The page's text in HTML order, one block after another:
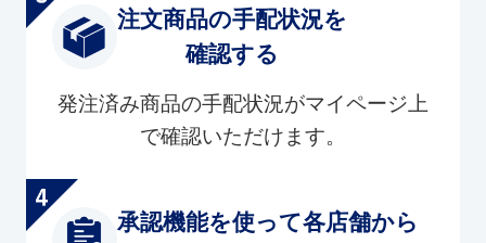
注文商品の手配状況を
確認する
発注済み商品の手配状況がマイページ上
で確認いただけます。
承認機能を使って各店舗から